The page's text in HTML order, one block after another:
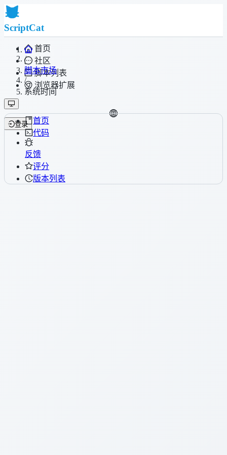
ScriptCat
首页
社区
脚本列表
浏览器扩展
登录
/
脚本市场
/
系统时间
首页
代码
反馈
评分
版本列表